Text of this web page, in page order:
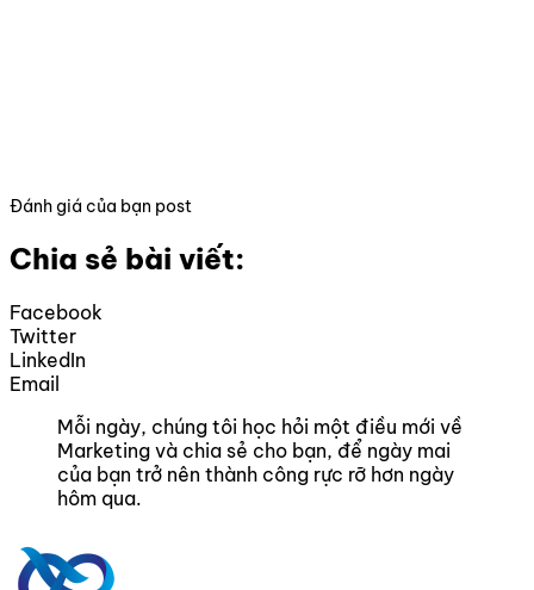
Đánh giá của bạn post
Chia sẻ bài viết:
Facebook
Twitter
LinkedIn
Email
Mỗi ngày, chúng tôi học hỏi một điều mới về
Marketing và chia sẻ cho bạn, để ngày mai
của bạn trở nên thành công rực rỡ hơn ngày
hôm qua.